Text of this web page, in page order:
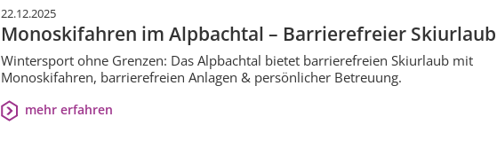
22.12.2025
Monoskifahren im Alpbachtal – Barrierefreier Skiurlaub
Wintersport ohne Grenzen: Das Alpbachtal bietet barrierefreien Skiurlaub mit
Monoskifahren, barrierefreien Anlagen & persönlicher Betreuung.
mehr erfahren